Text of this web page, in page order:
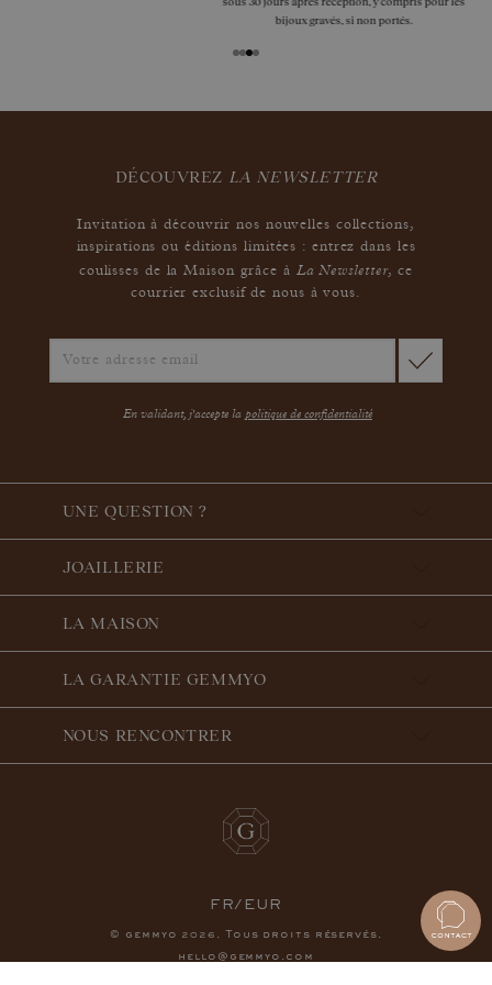
bijoux gravés, si non portés.
DÉCOUVREZ LA NEWSLETTER
Invitation à découvrir nos nouvelles collections,
inspirations ou éditions limitées : entrez dans les
coulisses de la Maison grâce à La Newsletter,ce
courrier exclusif de nous à vous.
En validant, j'accepte la politique de confidentialité
UNE QUESTION ?
JOAILLERIE
LA MAISON
LA GARANTIE GEMMYO
NOUS RENCONTRER
FR/EUR
© gemmyo 2026 . Tous droits réservés.
hello@gemmyo.com